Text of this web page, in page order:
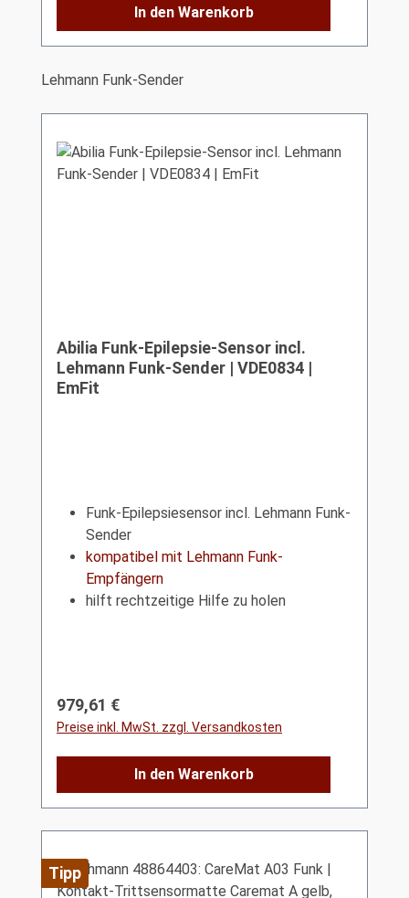
In den Warenkorb
Produktgalerie überspringen
Lehmann Funk-Sender
Abilia Funk-Epilepsie-Sensor incl.
Lehmann Funk-Sender | VDE0834 |
EmFit
Funk-Epilepsiesensor incl. Lehmann Funk-
Sender
kompatibel mit Lehmann Funk-
Empfängern
hilft rechtzeitige Hilfe zu holen
Regulärer Preis:
979,61 €
Preise inkl. MwSt. zzgl. Versandkosten
In den Warenkorb
Tipp